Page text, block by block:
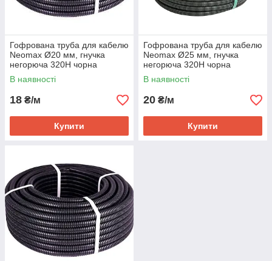
Гофрована труба для кабелю
Neomax Ø20 мм, гнучка
негорюча 320H чорна
В наявності
18 ₴/м
Купити
Гофрована труба для кабелю
Neomax Ø25 мм, гнучка
негорюча 320Н чорна
В наявності
20 ₴/м
Купити